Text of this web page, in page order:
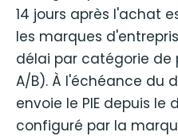
14 jours après l'achat
les marques
délai par catégorie de
A/B). À l'échéance du
envoie le PIE depuis
configuré par la